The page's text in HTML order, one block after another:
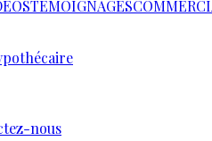
TÉMOIGNAGES
nous